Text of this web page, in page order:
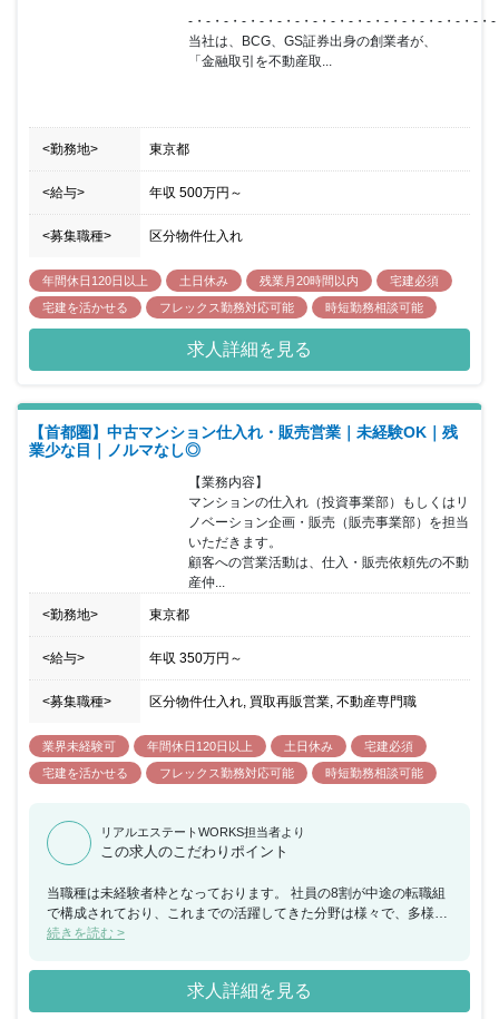
を含め構築できる点です。仕入の決裁はスピード感を持って行って
-・-・-・-・-・-・-・-・-・-・-・-・-・-・-・-・-・
当社は、BCG、GS証券出身の創業者が、
「金融取引を不動産取...
<勤務地> 東京都
<給与> 年収 500万円 ～
<募集職種> 区分物件仕入れ
年間休日120日以上 土日休み 残業月20時間以内
宅建必須
宅建を活かせる
フレックス勤務対応可能 時短勤務相談可能
求人詳細を見る
【首都圏】中古マンション仕入れ・販売営業｜未経験OK｜残
業少な目｜ノルマなし◎
【業務内容】
マンションの仕入れ（投資事業部）もしくはリ
ノベーション企画・販売（販売事業部）を担当
いただきます。
顧客への営業活動は、仕入・販売依頼先の不動
産仲...
<勤務地> 東京都
<給与> 年収 350万円 ～
<募集職種> 区分物件仕入れ, 買取再販営業, 不動産専門職
業界未経験可 年間休日120日以上 土日休み
宅建必須
宅建を活かせる
フレックス勤務対応可能 時短勤務相談可能
リアルエステートWORKS担当者より
この求人のこだわりポイント
当職種は未経験者枠となっております。 社員の8割が中途の転職組
で構成されており、これまでの活躍してきた分野は様々で、多様な
経験を持つ社員が活躍しています。 個人のノルマは設けておらず、
ークで目標達成を目指している職場です。 20代でもマネジメント
ポジションに昇格する社員もおり、年齢に関わらず若手が活躍でき
る環境がございます。 また、土日休みなので、ご家族・友人とも休
続きを読む >
求人詳細を見る